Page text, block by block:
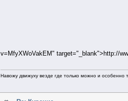
v=MfyXWoVakEM" target="_blank">http://
Навожу движуху везде где только можно и особенно